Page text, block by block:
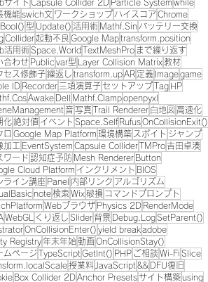
サイト Capsule Collider 2D Particle System while
機能swich文 ワークショップ ハイスコア Chrome
型 Update() 活用術 Mathf.Sin バッテリー交換
Collider 起動不良 Google Maptransform.position
活用術Space.World TextMeshPro まで繰り返す
合わせ Public var型 Layer Collision Matrix教材
セス修飾子繰返し transform.upAR 定義 Imagegame
ID Recorder 三項演算子セットアップTag HP
Awake Dell Mathf.Clampopenpyxl
音写真 Trail Renderer 白地図 高速化
化絶対値 イベント Space.Self RufusOnCollisionExit()
ロ Google Map Platform 環境構築 スポイト ジャンプ
加工 EventSystem Capsule ColliderTMPro 吉田卓湊
ワード 認知症予防 Mesh Renderer Button
Cloud Platform インクリメント BIOS
ライン講座 Panel 内部リンク アルゴリズム
note検索 Wix破損 コマンドプロンプト
Webブラウザ Physics 2D RenderMode
WebGL くり返し Slider背景 Debug.LogSetParent()
OnCollisionEnter() yield breakadobe
Registry年末年始動画 OnCollisionStay()
ムページTypeScript GetInt() PHP ご相談 Wi-Fi Slice
授業料 JavaScript && DFU復旧
Box Collider 2DAnchor Presetsサイト構築 using